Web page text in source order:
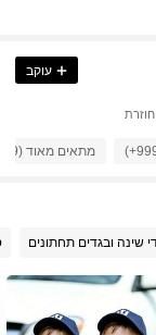
עוקב
מתאים מאוד (9999+)
שינה ובגדים תחתונים